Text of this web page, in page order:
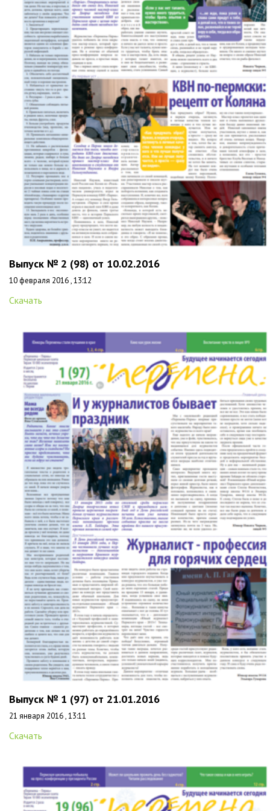
Выпуск № 2 (98) от 10.02.2016
10 февраля 2016 , 13:12
Скачать
Выпуск № 1 (97) от 21.01.2016
21 января 2016 , 13:11
Скачать